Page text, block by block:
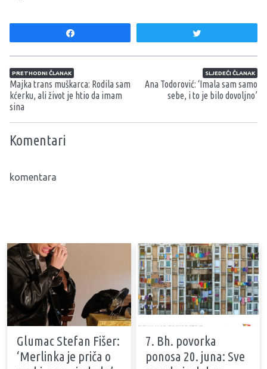
Navigacija članaka
PRETHODNI ČLANAK
Majka trans muškarca: Rodila sam
kćerku, ali život je htio da imam
sina
SLJEDEĆI ČLANAK
Ana Todorović: ‘Imala sam samo
sebe, i to je bilo dovoljno’
Komentari
komentara
Glumac Stefan Fišer:
‘Merlinka je priča o
7. Bh. povorka
ponosa 20. juna: Sve